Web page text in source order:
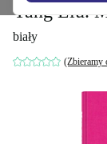
Yang Liu.
biały
(Zbieramy